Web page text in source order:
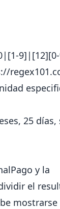
25
y la
el